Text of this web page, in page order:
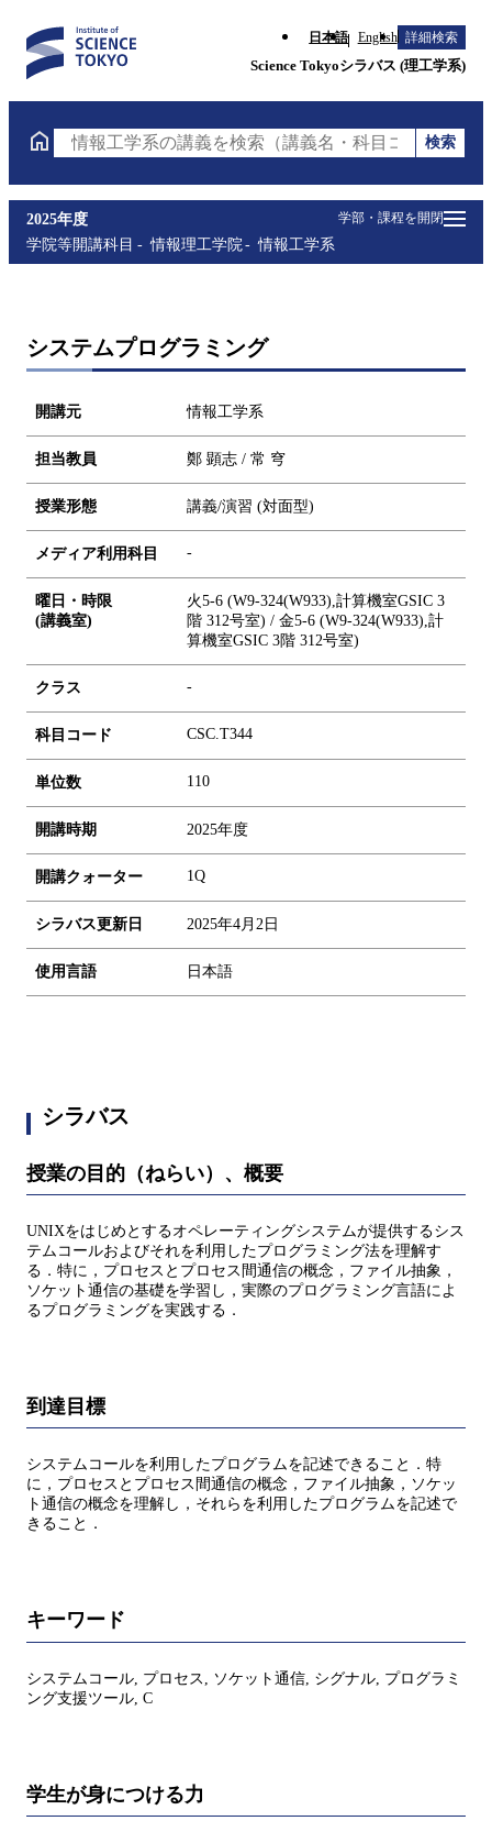
日本語 English 詳細検索
Science Tokyoシラバス (理工学系)
情報工学系の講義を検索（講義名・科目コード・担当
検索
学部・課程を開閉
2025年度
学院等開講科目
情報理工学院 情報工学系
システムプログラミング
開講元 情報工学系
担当教員 鄭 顕志 / 常 穹
授業形態 講義/演習 (対面型)
メディア利用科目 -
曜日・時限
(講義室)
火5-6 (W9-324(W933),計算機室GSIC 3
階 312号室) / 金5-6 (W9-324(W933),計
算機室GSIC 3階 312号室)
クラス -
科目コード CSC.T344
単位数 1 10
開講時期 2025年度
開講クォーター 1Q
シラバス更新日 2025年4月2日
使用言語 日本語
シラバス
授業の目的（ねらい）、概要
UNIXをはじめとするオペレーティングシステムが提供するシス
テムコールおよびそれを利用したプログラミング法を理解す
る．特に，プロセスとプロセス間通信の概念，ファイル抽象，
ソケット通信の基礎を学習し，実際のプログラミング言語によ
るプログラミングを実践する．
到達目標
システムコールを利用したプログラムを記述できること．特
に，プロセスとプロセス間通信の概念，ファイル抽象，ソケッ
ト通信の概念を理解し，それらを利用したプログラムを記述で
きること．
キーワード
システムコール, プロセス, ソケット通信, シグナル, プログラミ
ング支援ツール, C
学生が身につける力